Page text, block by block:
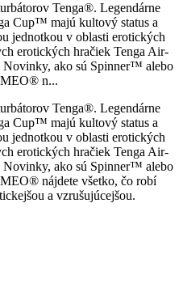
Tenga®. Legendárne
Cup™ majú kultový status a
jednotkou v oblasti erotických
erotických hračiek Tenga Air-
ako sú Spinner™ alebo
n...
Tenga®. Legendárne
Cup™ majú kultový status a
jednotkou v oblasti erotických
erotických hračiek Tenga Air-
ako sú Spinner™ alebo
nájdete všetko, čo robí
a vzrušujúcejšou.